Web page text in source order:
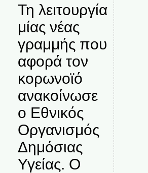
Τη λειτουργία
μίας νέας
γραμμής που
αφορά τον
κορωνοϊό
ανακοίνωσε
ο Εθνικός
Οργανισμός
Δημόσιας
Υγείας. Ο